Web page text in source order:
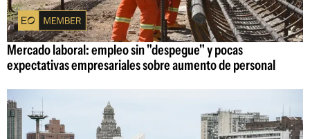
Mercado laboral: empleo sin "despegue" y pocas
expectativas empresariales sobre aumento de personal